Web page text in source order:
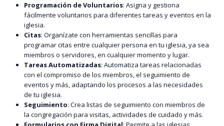
Programación de Voluntarios: Asigna y gestiona
fácilmente voluntarios para diferentes tareas y eventos en la
iglesia.
Citas: Organízate con herramientas sencillas para
programar citas entre cualquier persona en tu iglesia, ya sea
miembros o servidores, en cualquier momento y lugar.
Tareas Automatizadas: Automatiza tareas relacionadas
con el compromiso de los miembros, el seguimiento de
eventos y más, adaptando los procesos a las necesidades
de tu iglesia.
Seguimiento: Crea listas de seguimiento con miembros de
la congregación para visitas, actividades de cuidado y más.